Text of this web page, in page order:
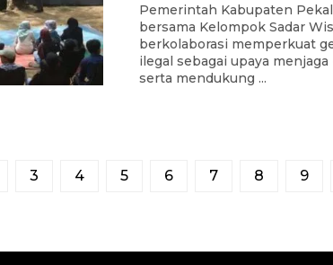
Pemerintah Kabupaten
bersama Kelompok Sadar
berkolaborasi memperkuat
ilegal sebagai upaya
serta mendukung ...
3 4 5 6 7 8 9